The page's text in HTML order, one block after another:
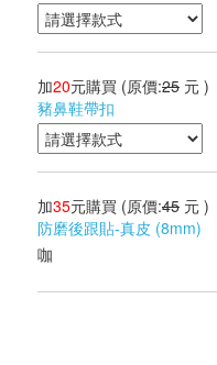
加20元購買 (原價:25 元 )
豬鼻鞋帶扣
加35元購買 (原價:45 元 )
防磨後跟貼-真皮 (8mm)
咖